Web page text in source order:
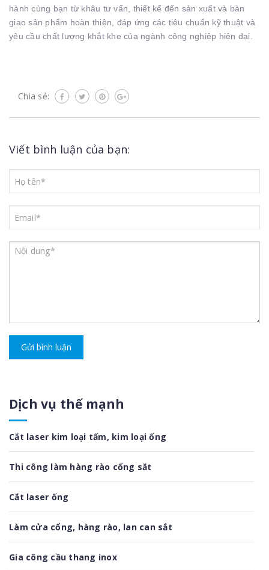
hành cùng bạn từ khâu tư vấn, thiết kế đến sản xuất và bàn
giao sản phẩm hoàn thiện, đáp ứng các tiêu chuẩn kỹ thuật và
yêu cầu chất lượng khắt khe của ngành công nghiệp hiện đại.
Chia sẻ:
Viết bình luận của bạn:
Gửi bình luận
Dịch vụ thế mạnh
Cắt laser kim loại tấm, kim loại ống
Thi công làm hàng rào cổng sắt
Cắt laser ống
Làm cửa cổng, hàng rào, lan can sắt
Gia công cầu thang inox